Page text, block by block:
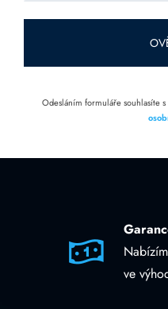
prázdné.
Odesláním formuláře souhlasíte s
ve